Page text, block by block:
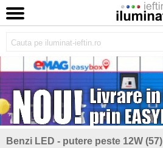
Benzi LED - putere peste 12W (57)